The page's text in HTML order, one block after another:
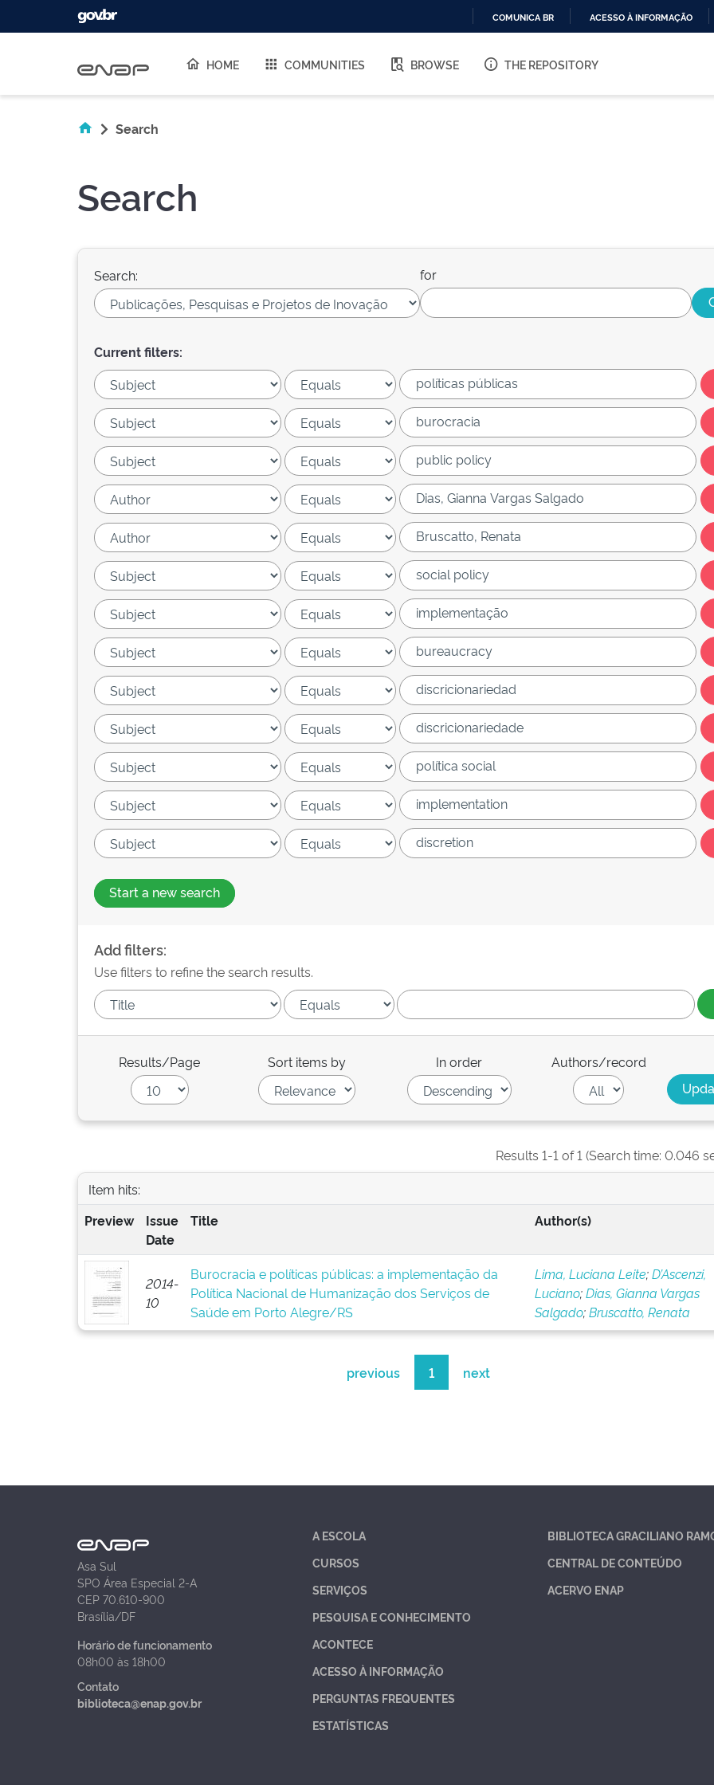
O
COMUNICA BR ACESSO À INFORMAÇÃO
HOME COMMUNITIES BROWSE THE REPOSITORY
Search
Search
Search: for
Current filters:
Start a new search
Add filters:
Use filters to refine the search results.
Results/Page Sort items by In order Authors/record
Results 1-1 of 1 (Search time: 0.046
Item hits:
Preview
Issue
Date
Title Author(s)
2014-
10
Burocracia e políticas públicas: a implementação da
Política Nacional de Humanização dos Serviços de
Saúde em Porto Alegre/RS
Lima, Luciana Leite;D’Ascenzi,
Luciano;Dias, Gianna Vargas
Salgado;Bruscatto, Renata
previous 1 next
Asa Sul
SPO Área Especial 2-A
CEP 70.610-900
Brasília/DF
Horário de funcionamento
08h00 às 18h00
Contato
biblioteca@enap.gov.br
A ESCOLA
CURSOS
SERVIÇOS
PESQUISA E CONHECIMENTO
ACONTECE
ACESSO À INFORMAÇÃO
PERGUNTAS FREQUENTES
ESTATÍSTICAS
BIBLIOTECA GRACILIANO
CENTRAL DE CONTEÚDO
ACERVO ENAP